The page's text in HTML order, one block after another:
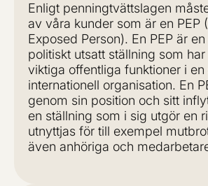
Enligt penningtvättslagen
av våra kunder som är en PEP
Exposed Person). En PEP är
politiskt utsatt ställning som
viktiga offentliga funktioner i en
internationell organisation. En
genom sin position och sitt
en ställning som i sig utgör en
utnyttjas för till exempel
även anhöriga och